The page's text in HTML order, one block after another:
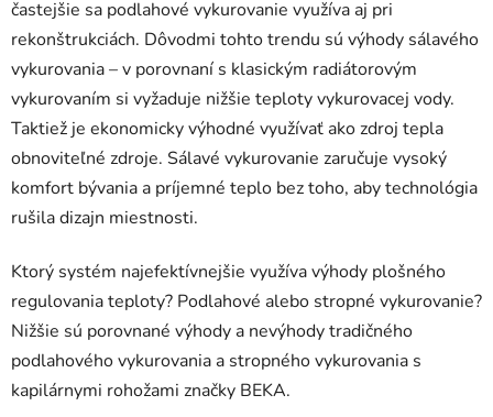
častejšie sa podlahové vykurovanie využíva aj pri
rekonštrukciách. Dôvodmi tohto trendu sú výhody sálavého
vykurovania – v porovnaní s klasickým radiátorovým
vykurovaním si vyžaduje nižšie teploty vykurovacej vody.
Taktiež je ekonomicky výhodné využívať ako zdroj tepla
obnoviteľné zdroje. Sálavé vykurovanie zaručuje vysoký
komfort bývania a príjemné teplo bez toho, aby technológia
rušila dizajn miestnosti.
Ktorý systém najefektívnejšie využíva výhody plošného
regulovania teploty? Podlahové alebo stropné vykurovanie?
Nižšie sú porovnané výhody a nevýhody tradičného
podlahového vykurovania a stropného vykurovania s
kapilárnymi rohožami značky BEKA.